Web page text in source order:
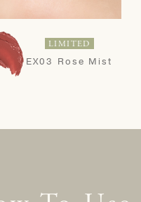
LIMITED
EX03 Rose Mist